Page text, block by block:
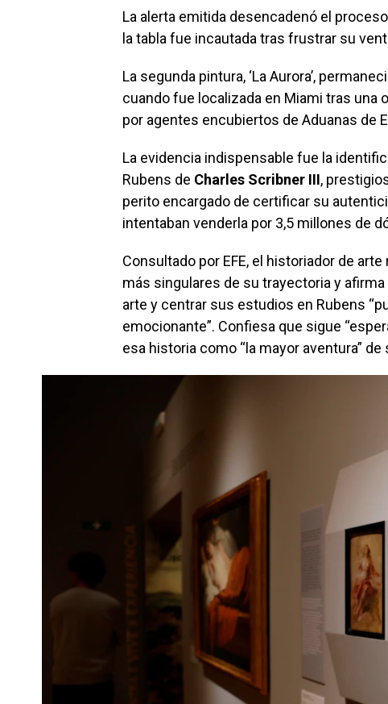
La alerta emitida desencadenó el
la tabla fue incautada tras frustrar su
La segunda pintura, ‘La Aurora’,
cuando fue localizada en Miami tras una
por agentes encubiertos de Aduanas de
La evidencia indispensable fue la
Rubens de Charles Scribner III,
perito encargado de certificar su
intentaban venderla por 3,5 millones de
Consultado por EFE, el historiador de
más singulares de su trayectoria y
arte y centrar sus estudios en Rubens
emocionante”. Confiesa que sigue
esa historia como “la mayor aventura” de